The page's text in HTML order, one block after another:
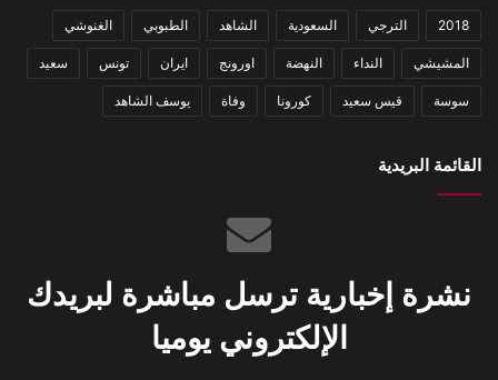
2018 الترجي السعودية الشاهد الطبوبي الغنوشي
المشيشي النداء النهضة اورونج ايران تونس سعيد
سوسة قيس سعيد كورونا وفاة يوسف الشاهد
القائمة البريدية
نشرة إخبارية ترسل مباشرة لبريدك
الإلكتروني يوميا